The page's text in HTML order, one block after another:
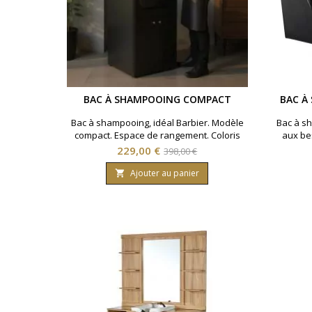
BAC À SHAMPOOING COMPACT
Bac à shampooing, idéal Barbier. Modèle
compact. Espace de rangement. Coloris
noir.
Prix
229,00 € Prix
de
base
398,00 €
 Ajouter au panier
BAC À
Bac à
aux
au